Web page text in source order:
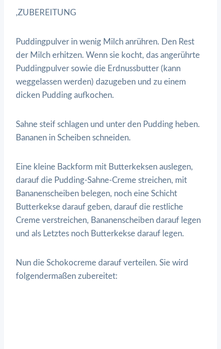
,ZUBEREITUNG
Puddingpulver in wenig Milch anrühren. Den Rest
der Milch erhitzen. Wenn sie kocht, das angerührte
Puddingpulver sowie die Erdnussbutter (kann
weggelassen werden) dazugeben und zu einem
dicken Pudding aufkochen.
Sahne steif schlagen und unter den Pudding heben.
Bananen in Scheiben schneiden.
Eine kleine Backform mit Butterkeksen auslegen,
darauf die Pudding-Sahne-Creme streichen, mit
Bananenscheiben belegen, noch eine Schicht
Butterkekse darauf geben, darauf die restliche
Creme verstreichen, Bananenscheiben darauf legen
und als Letztes noch Butterkekse darauf legen.
Nun die Schokocreme darauf verteilen. Sie wird
folgendermaßen zubereitet: